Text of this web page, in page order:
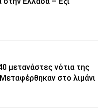
μετανάστες νότια της
στο λιμάνι